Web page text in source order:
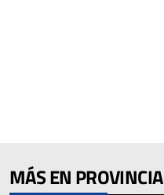
MÁS EN PROVINCIA